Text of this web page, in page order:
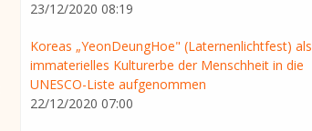
23/12/2020 08:19
Koreas „YeonDeungHoe" (Laternenlichtfest) als
immaterielles Kulturerbe der Menschheit in die
UNESCO-Liste aufgenommen
22/12/2020 07:00